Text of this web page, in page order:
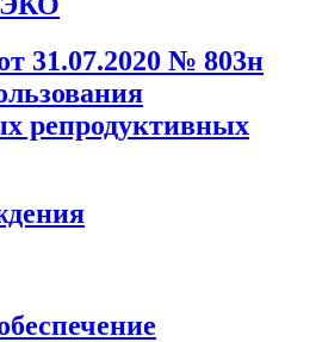
31.07.2020 № 803н
репродуктивных